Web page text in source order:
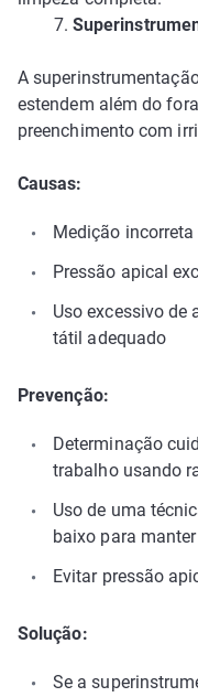
7.
A
estendem além do
preenchimento com
Causas:
Medição
Pressão apical
Uso excessivo de
tátil adequado
Prevenção:
Determinação
trabalho usando
Uso de uma
baixo para
Evitar pressão
Solução:
Se a